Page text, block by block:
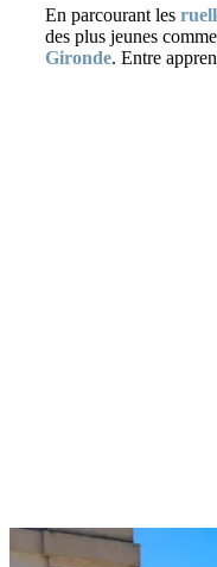
En parcourant les
des plus jeunes
Gironde. Entre